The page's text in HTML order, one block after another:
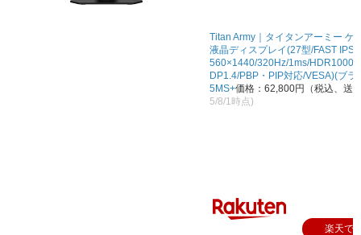
Titan Army｜タイタンアーミー ゲ
液晶ディスプレイ(27型/FAST IPS/
560×1440/320Hz/1ms/HDR1000/
DP1.4/PBP・PIP対応/VESA)(ブラ
5MS+価格：62,800円（税込、送
5/8/1時点)
楽天で